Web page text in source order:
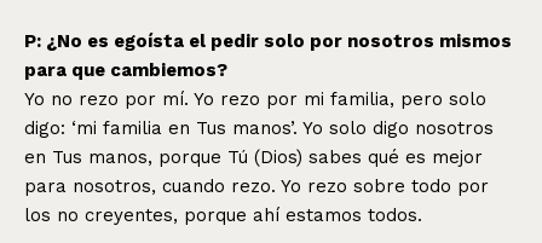
P: ¿No es egoísta el pedir solo por nosotros mismos
para que cambiemos?
Yo no rezo por mí. Yo rezo por mi familia, pero solo
digo: ‘mi familia en Tus manos’. Yo solo digo nosotros
en Tus manos, porque Tú (Dios) sabes qué es mejor
para nosotros, cuando rezo. Yo rezo sobre todo por
los no creyentes, porque ahí estamos todos.